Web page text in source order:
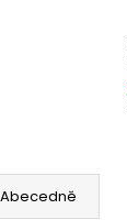
Abecedně